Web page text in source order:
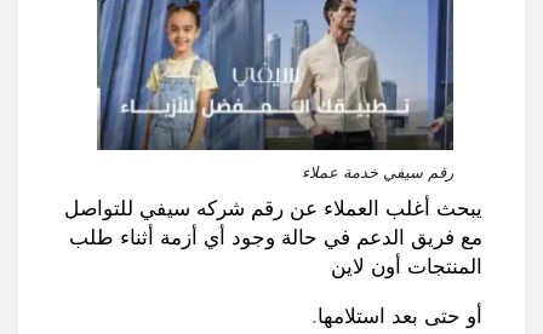
رقم سيفي خدمة عملاء
يبحث أغلب العملاء عن رقم شركه سيفي للتواصل
مع فريق الدعم في حالة وجود أي أزمة أثناء طلب
المنتجات أون لاين
أو حتى بعد استلامها.